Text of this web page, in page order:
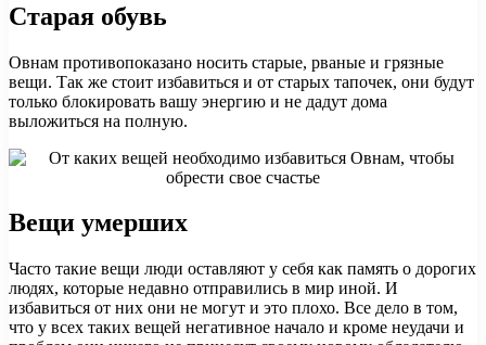
Старая обувь
Овнам противопоказано носить старые, рваные и грязные
вещи. Так же стоит избавиться и от старых тапочек, они будут
только блокировать вашу энергию и не дадут дома
выложиться на полную.
Вещи умерших
Часто такие вещи люди оставляют у себя как память о дорогих
людях, которые недавно отправились в мир иной. И
избавиться от них они не могут и это плохо. Все дело в том,
что у всех таких вещей негативное начало и кроме неудачи и